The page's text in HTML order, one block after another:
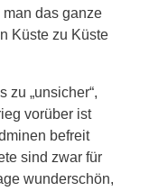
das ganze
Küste zu Küste
zu „unsicher“,
vorüber ist
befreit
sind zwar für
wunderschön,